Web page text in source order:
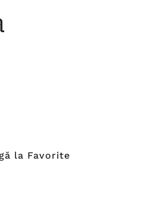
la Favorite